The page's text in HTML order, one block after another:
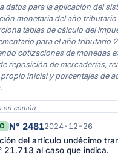
datos para la aplicación del
monetaria del año
tablas de cálculo del
para el año tributario
cotizaciones de monedas
reposición de mercaderías,
inicial y porcentajes de
en común
N° 24812024-12-26
del artículo undécimo
21.713 al caso que indica.